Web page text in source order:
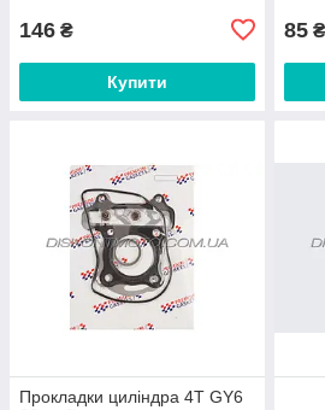
146 ₴
Купити
85 ₴
Прокладки циліндра 4T GY6